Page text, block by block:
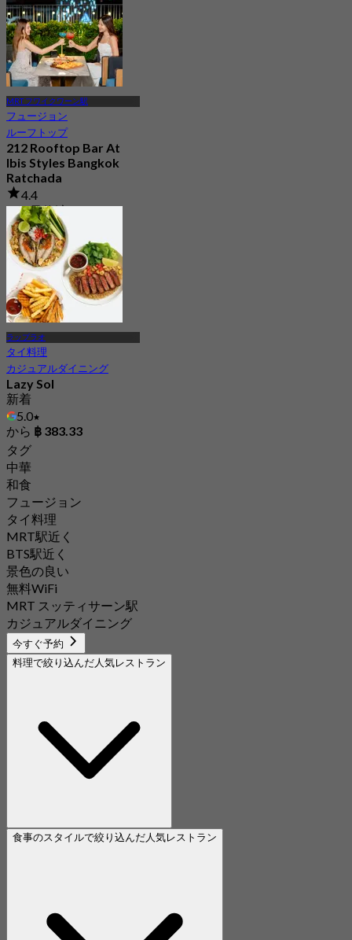
MRT フワイクワーン駅
フュージョン
ルーフトップ
212 Rooftop Bar At
Ibis Styles Bangkok
Ratchada
4.4
165 予約済み
から฿ 499.75
ラップラオ
タイ料理
カジュアルダイニング
Lazy Sol
新着
5.0
から ฿ 383.33
タグ
中華
和食
フュージョン
タイ料理
MRT駅近く
BTS駅近く
景色の良い
無料WiFi
MRT スッティサーン駅
カジュアルダイニング
今すぐ予約
料理で絞り込んだ人気レストラン
食事のスタイルで絞り込んだ人気レストラン